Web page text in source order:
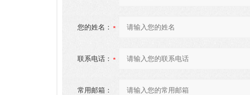
您的姓名：
联系电话：
常用邮箱：